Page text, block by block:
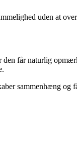
uden at
får naturlig
sammenhæng